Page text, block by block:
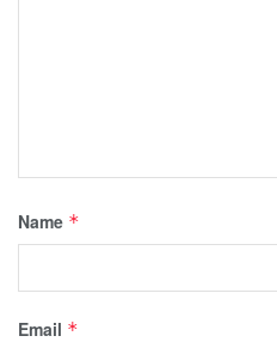
Name *
Email *